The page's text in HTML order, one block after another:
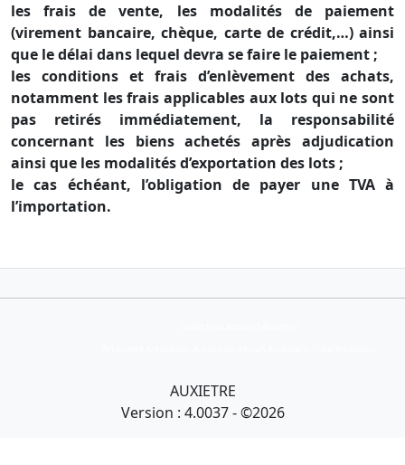
les frais de vente, les modalités de paiement
(virement bancaire, chèque, carte de crédit,…) ainsi
que le délai dans lequel devra se faire le paiement ;
les conditions et frais d’enlèvement des achats,
notamment les frais applicables aux lots qui ne sont
pas retirés immédiatement, la responsabilité
concernant les biens achetés après adjudication
ainsi que les modalités d’exportation des lots ;
le cas échéant, l’obligation de payer une TVA à
l’importation.
AUXIETRE
Version : 4.0037 - ©2026